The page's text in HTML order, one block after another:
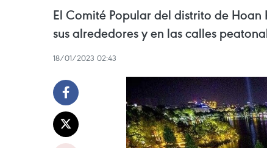
El Comité Popular del distrito de
sus alrededores y en las calles
18/01/2023 02:43